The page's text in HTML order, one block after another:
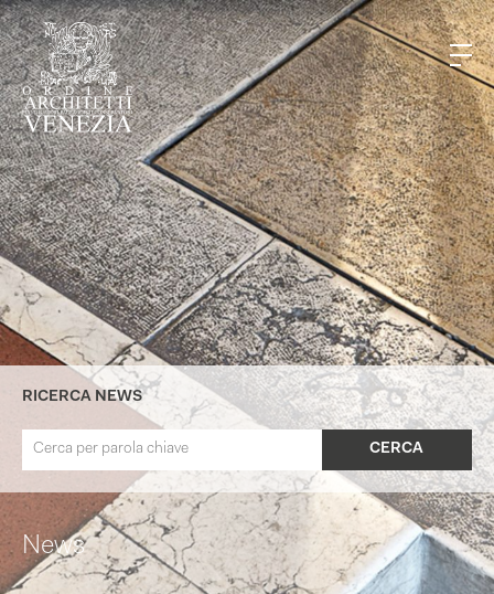
RICERCA NEWS
News